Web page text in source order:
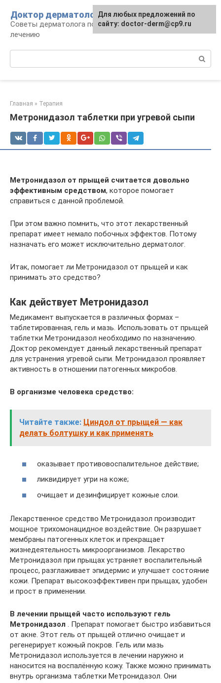
контенту
Доктор дерматолог
Советы дерматолога по уходу за кожей и
лечению
Главная » Терапия
Метронидазол таблетки при угревой сыпи
Метронидазол от прыщей считается довольно
эффективным средством, которое помогает
справиться с данной проблемой.
При этом важно помнить, что этот лекарственный
препарат имеет немало побочных эффектов. Потому
назначать его может исключительно дерматолог.
Итак, помогает ли Метронидазол от прыщей и как
принимать это средство?
Как действует Метронидазол
Медикамент выпускается в различных формах –
таблетированная, гель и мазь. Использовать от прыщей
таблетки Метронидазол необходимо по назначению.
Доктор рекомендует данный лекарственный препарат
для устранения угревой сыпи. Метронидазол проявляет
активность в отношении патогенных микробов.
В организме человека средство:
Читайте также: Циндол от прыщей — как
делать болтушку и как применять
оказывает противовоспалительное действие;
ликвидирует угри на коже;
очищает и дезинфицирует кожные слои.
Лекарственное средство Метронидазол производит
мощное трихомонацидное воздействие. Он разрушает
мембраны патогенных клеток и прекращает
жизнедеятельность микроорганизмов. Лекарство
Метронидазол при прыщах устраняет воспалительный
процесс, разглаживает эпидермис и улучшает состояние
кожи. Препарат высокоэффективен при прыщах, удобен
и прост в применении.
В лечении прыщей часто используют гель
Метронидазол . Препарат помогает быстро избавиться
от акне. Этот гель от прыщей отлично очищает и
регенерирует кожный покров. Гель или мазь
Метронидазол используется в лечении наружно и
наносится на воспалённую кожу. Также можно принимать
внутрь организма таблетки Метронидазол. Они
Для любых предложений по
сайту: doctor-derm@cp9.ru